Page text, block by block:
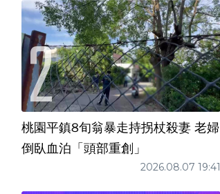
桃園平鎮8旬翁暴走持拐杖殺妻 老婦
倒臥血泊「頭部重創」
2026.08.07 19:41